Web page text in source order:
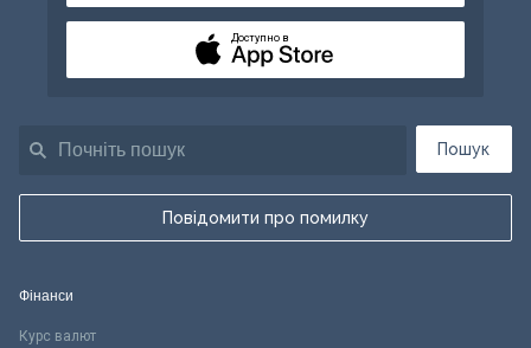
Пошук
Повідомити про помилку
Доступно в
Фінанси
Курс валют